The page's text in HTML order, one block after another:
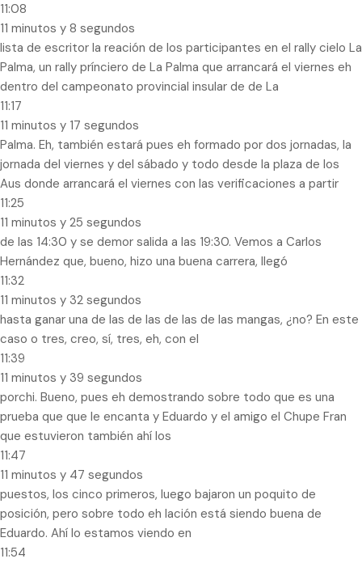
11:08
11 minutos y 8 segundos
lista de escritor la reación de los participantes en el rally cielo La
Palma, un rally prínciero de La Palma que arrancará el viernes eh
dentro del campeonato provincial insular de de La
11:17
11 minutos y 17 segundos
Palma. Eh, también estará pues eh formado por dos jornadas, la
jornada del viernes y del sábado y todo desde la plaza de los
Aus donde arrancará el viernes con las verificaciones a partir
11:25
11 minutos y 25 segundos
de las 14:30 y se demor salida a las 19:30. Vemos a Carlos
Hernández que, bueno, hizo una buena carrera, llegó
11:32
11 minutos y 32 segundos
hasta ganar una de las de las de las de las mangas, ¿no? En este
caso o tres, creo, sí, tres, eh, con el
11:39
11 minutos y 39 segundos
porchi. Bueno, pues eh demostrando sobre todo que es una
prueba que que le encanta y Eduardo y el amigo el Chupe Fran
que estuvieron también ahí los
11:47
11 minutos y 47 segundos
puestos, los cinco primeros, luego bajaron un poquito de
posición, pero sobre todo eh lación está siendo buena de
Eduardo. Ahí lo estamos viendo en
11:54